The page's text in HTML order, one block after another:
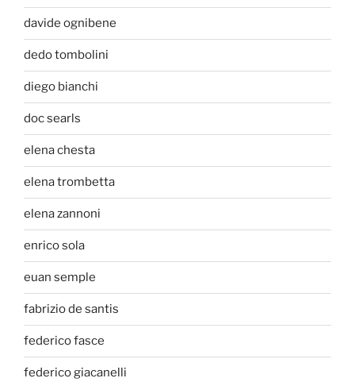
davide ognibene
dedo tombolini
diego bianchi
doc searls
elena chesta
elena trombetta
elena zannoni
enrico sola
euan semple
fabrizio de santis
federico fasce
federico giacanelli